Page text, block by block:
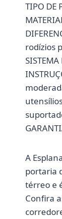
TIPO DE
rodízios
A
portaria
térreo e
Confira